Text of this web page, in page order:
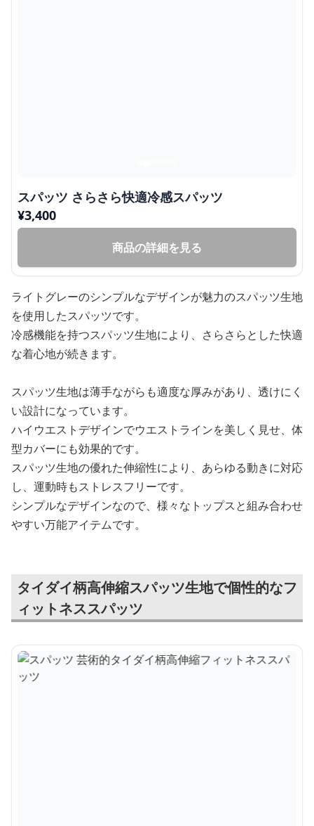
スパッツ さらさら快適冷感スパッツ
¥3,400
商品の詳細を見る
ライトグレーのシンプルなデザインが魅力のスパッツ生地
を使用したスパッツです。
冷感機能を持つスパッツ生地により、さらさらとした快適
な着心地が続きます。
スパッツ生地は薄手ながらも適度な厚みがあり、透けにく
い設計になっています。
ハイウエストデザインでウエストラインを美しく見せ、体
型カバーにも効果的です。
スパッツ生地の優れた伸縮性により、あらゆる動きに対応
し、運動時もストレスフリーです。
シンプルなデザインなので、様々なトップスと組み合わせ
やすい万能アイテムです。
タイダイ柄高伸縮スパッツ生地で個性的なフ
ィットネススパッツ